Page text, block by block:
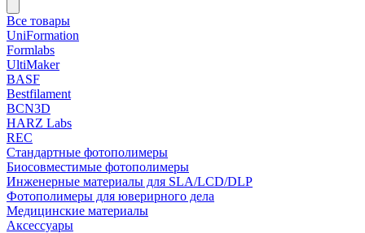
Все товары
UniFormation
Formlabs
UltiMaker
BASF
Bestfilament
BCN3D
HARZ Labs
REC
Стандартные фотополимеры
Биосовместимые фотополимеры
Инженерные материалы для SLA/LCD/DLP
Фотополимеры для юверирного дела
Медицинские материалы
Аксессуары